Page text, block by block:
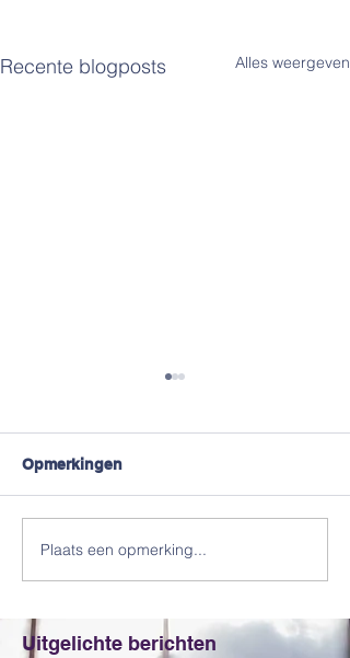
Recente blogposts Alles weergeven
#Truikes !
Opmerkingen
Plaats een opmerking...
Uitgelichte berichten